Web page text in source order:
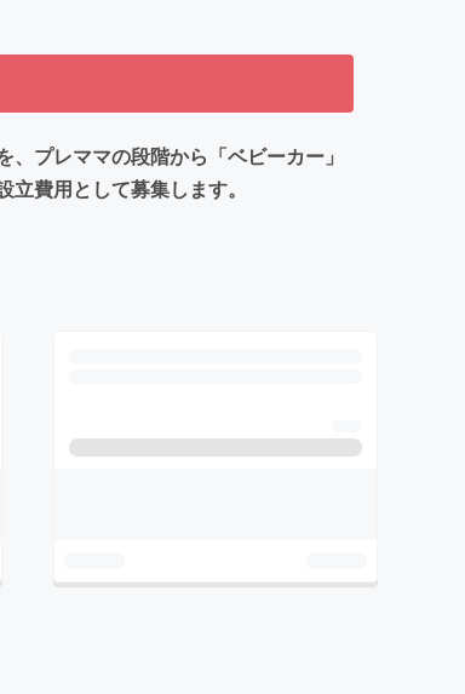
プレママの段階から「ベビーカー」
費用として募集します。